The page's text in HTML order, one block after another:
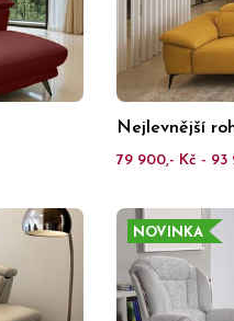
Nejlevnější
79 900,- Kč - 93
NOVINKA